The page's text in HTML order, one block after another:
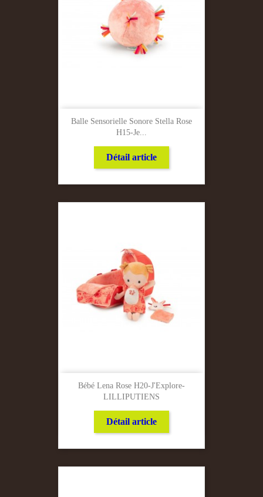
Balle Sensorielle Sonore Stella Rose
H15-Je...
Détail article
Bébé Lena Rose H20-J'Explore-
LILLIPUTIENS
Détail article